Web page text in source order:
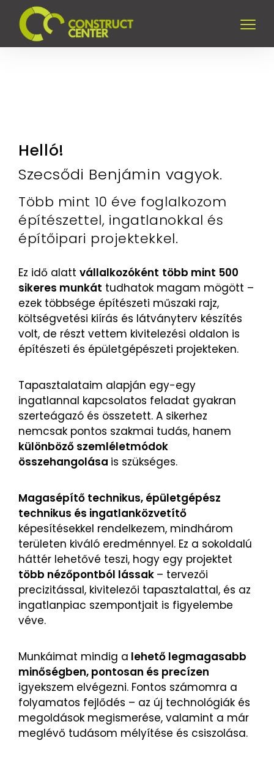
Helló!
Szecsődi Benjámin vagyok.
Több mint 10 éve foglalkozom
építészettel, ingatlanokkal és
építőipari projektekkel.
Ez idő alatt vállalkozóként több mint 500
sikeres munkát tudhatok magam mögött –
ezek többsége építészeti műszaki rajz,
költségvetési kiírás és látványterv készítés
volt, de részt vettem kivitelezési oldalon is
építészeti és épületgépészeti projekteken.
Tapasztalataim alapján egy-egy
ingatlannal kapcsolatos feladat gyakran
szerteágazó és összetett. A sikerhez
nemcsak pontos szakmai tudás, hanem
különböző szemléletmódok
összehangolása is szükséges.
Magasépítő technikus, épületgépész
technikus és ingatlanközvetítő
képesítésekkel rendelkezem, mindhárom
területen kiváló eredménnyel. Ez a sokoldalú
háttér lehetővé teszi, hogy egy projektet
több nézőpontból lássak – tervezői
precizitással, kivitelezői tapasztalattal, és az
ingatlanpiac szempontjait is figyelembe
véve.
Munkáimat mindig a lehető legmagasabb
minőségben, pontosan és precízen
igyekszem elvégezni. Fontos számomra a
folyamatos fejlődés – az új technológiák és
megoldások megismerése, valamint a már
meglévő tudásom mélyítése és csiszolása.